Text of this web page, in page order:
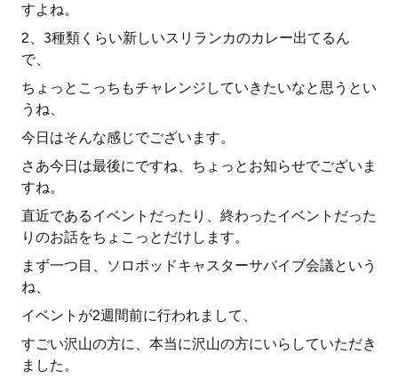
すよね。
2、3種類くらい新しいスリランカのカレー出てるん
で、
ちょっとこっちもチャレンジしていきたいなと思うとい
うね、
今日はそんな感じでございます。
さあ今日は最後にですね、ちょっとお知らせでございま
すね。
直近であるイベントだったり、終わったイベントだった
りのお話をちょこっとだけします。
まず一つ目、ソロポッドキャスターサバイブ会議という
ね、
イベントが2週間前に行われまして、
すごい沢山の方に、本当に沢山の方にいらしていただき
ました。